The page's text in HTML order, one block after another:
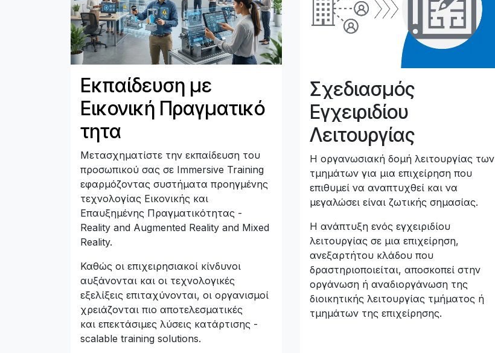
Εκπαίδευση με
Εικονική Πραγματικό
τητα
Μετασχηματίστε την εκπαίδευση του
προσωπικού σας σε Immersive Training
εφαρμόζοντας συστήματα προηγμένης
τεχνολογίας Εικονικής και
Επαυξημένης Πραγματικότητας -
Reality and Augmented Reality and Mixed
Reality.
Καθώς οι επιχειρησιακοί κίνδυνοι
αυξάνονται και οι τεχνολογικές
εξελίξεις επιταχύνονται, οι οργανισμοί
χρειάζονται πιο αποτελεσματικές
και επεκτάσιμες λύσεις κατάρτισης -
scalable training solutions.
Σχεδιασμός
Εγχειριδίου
Λειτουργίας
Η οργανωσιακή δομή λειτουργίας των
τμημάτων για μια επιχείρηση που
επιθυμεί να αναπτυχθεί και να
μεγαλώσει είναι ζωτικής σημασίας.
Η ανάπτυξη ενός εγχειριδίου
λειτουργίας σε μια επιχείρηση,
ανεξαρτήτου κλάδου που
δραστηριοποιείται, αποσκοπεί στην
οργάνωση ή αναδιοργάνωση της
διοικητικής λειτουργίας τμήματος ή
τμημάτων της επιχείρησης.